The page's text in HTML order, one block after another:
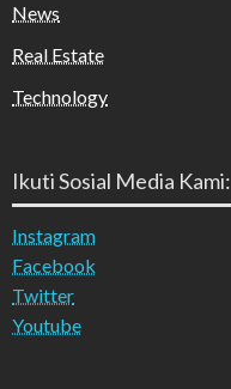
News
Real Estate
Technology
Ikuti Sosial Media Kami:
Instagram
Facebook
Twitter
Youtube